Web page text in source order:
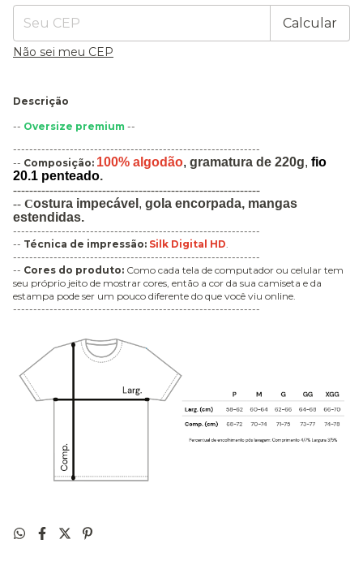
Calcular
Não sei meu CEP
Descrição
-- Oversize premium --
-------------------------------------------------------------
-- Composição: 100% algodão, gramatura de 220g, fio
20.1 penteado.
-------------------------------------------------------------
-- Costura impecável , gola encorpada, mangas
estendidas.
-------------------------------------------------------------
-- Técnica de impressão: Silk Digital HD.
-------------------------------------------------------------
-- Cores do produto: Como cada tela de computador ou celular tem
seu próprio jeito de mostrar cores, então a cor da sua camiseta e da
estampa pode ser um pouco diferente do que você viu online.
-------------------------------------------------------------